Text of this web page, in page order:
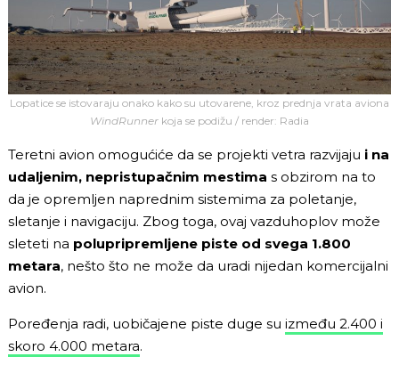
Lopatice se istovaraju onako kako su utovarene, kroz prednja vrata aviona
WindRunner koja se podižu / render: Radia
Teretni avion omogućiće da se projekti vetra razvijaju i na
udaljenim, nepristupačnim mestima s obzirom na to
da je opremljen naprednim sistemima za poletanje,
sletanje i navigaciju. Zbog toga, ovaj vazduhoplov može
sleteti na polupripremljene piste od svega 1.800
metara, nešto što ne može da uradi nijedan komercijalni
avion.
Poređenja radi, uobičajene piste duge su između 2.400 i
skoro 4.000 metara.